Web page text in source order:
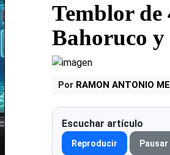
Temblor de
Bahoruco y
Por RAMON ANTONIO
Escuchar artículo
Reproducir Pausar